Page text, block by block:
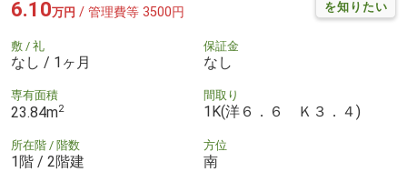
を知りたい
6.10万円 / 管理費等 3500円
敷 / 礼
なし / 1ヶ月
保証金
なし
専有面積
23.84m2
間取り
1K(洋６．６ Ｋ３．４)
所在階 / 階数
1階 / 2階建
方位
南